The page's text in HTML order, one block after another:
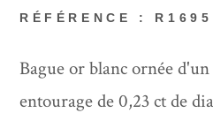
RÉFÉRENCE : R1695
Bague or blanc ornée
entourage de 0,23 ct de